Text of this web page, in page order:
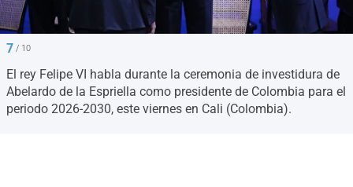
7 / 10
El rey Felipe VI habla durante la ceremonia de investidura de
Abelardo de la Espriella como presidente de Colombia para el
periodo 2026-2030, este viernes en Cali (Colombia).